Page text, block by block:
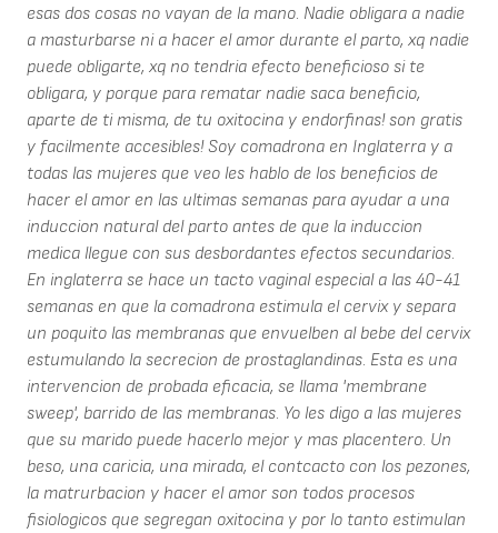
esas dos cosas no vayan de la mano. Nadie obligara a nadie
a masturbarse ni a hacer el amor durante el parto, xq nadie
puede obligarte, xq no tendria efecto beneficioso si te
obligara, y porque para rematar nadie saca beneficio,
aparte de ti misma, de tu oxitocina y endorfinas! son gratis
y facilmente accesibles! Soy comadrona en Inglaterra y a
todas las mujeres que veo les hablo de los beneficios de
hacer el amor en las ultimas semanas para ayudar a una
induccion natural del parto antes de que la induccion
medica llegue con sus desbordantes efectos secundarios.
En inglaterra se hace un tacto vaginal especial a las 40-41
semanas en que la comadrona estimula el cervix y separa
un poquito las membranas que envuelben al bebe del cervix
estumulando la secrecion de prostaglandinas. Esta es una
intervencion de probada eficacia, se llama 'membrane
sweep', barrido de las membranas. Yo les digo a las mujeres
que su marido puede hacerlo mejor y mas placentero. Un
beso, una caricia, una mirada, el contcacto con los pezones,
la matrurbacion y hacer el amor son todos procesos
fisiologicos que segregan oxitocina y por lo tanto estimulan